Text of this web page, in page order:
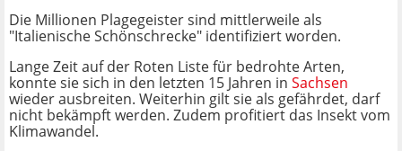
Die Millionen Plagegeister sind mittlerweile als
"Italienische Schönschrecke" identifiziert worden.
Lange Zeit auf der Roten Liste für bedrohte Arten,
konnte sie sich in den letzten 15 Jahren in Sachsen
wieder ausbreiten. Weiterhin gilt sie als gefährdet, darf
nicht bekämpft werden. Zudem profitiert das Insekt vom
Klimawandel.